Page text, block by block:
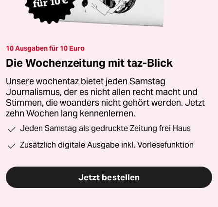
10 Ausgaben für 10 Euro
Die Wochenzeitung mit taz-Blick
Unsere wochentaz bietet jeden Samstag
Journalismus, der es nicht allen recht macht und
Stimmen, die woanders nicht gehört werden. Jetzt
zehn Wochen lang kennenlernen.
Jeden Samstag als gedruckte Zeitung frei Haus
Zusätzlich digitale Ausgabe inkl. Vorlesefunktion
Jetzt bestellen